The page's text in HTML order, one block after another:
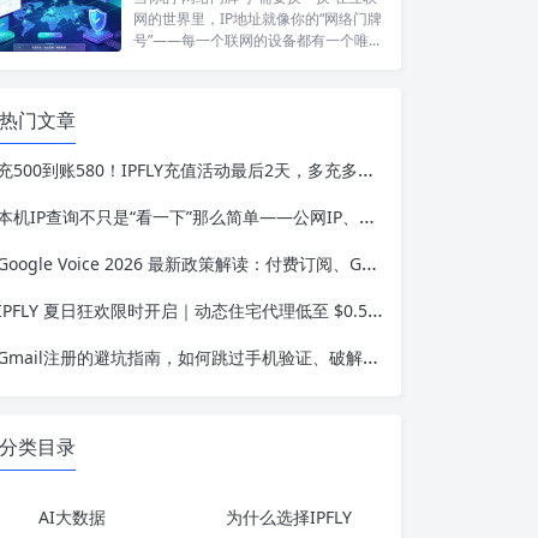
网的世界里，IP地址就像你的“网络门牌
号”——每一个联网的设备都有一个唯...
热门文章
500到账580！IPFLY充值活动最后2天，多充多送最高送24%
机IP查询不只是“看一下”那么简单——公网IP、内网IP、NAT、隐私保护，一篇讲透
Voice 2026 最新政策解读：付费订阅、Gemini 纪要、实名认证——GV的变与不变
夏日狂欢限时开启｜动态住宅代理低至 $0.56/GB，静态住宅IP $1.58/IP 起
注册的避坑指南，如何跳过手机验证、破解地区限制，稳拿谷歌账号
分类目录
AI大数据 为什么选择IPFLY